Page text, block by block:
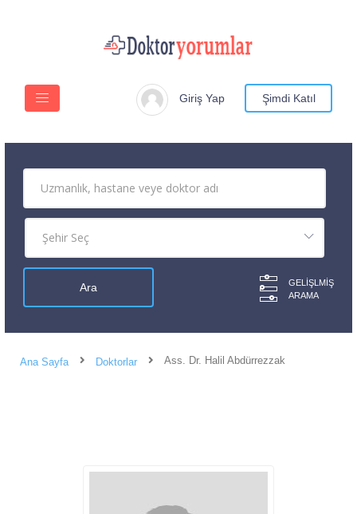
Giriş Yap Şimdi Katıl
GELIŞLMIŞ
ARAMA
Ana Sayfa Doktorlar Ass. Dr. Halil Abdürrezzak